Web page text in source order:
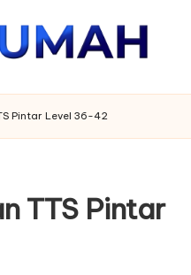
Pintar Level 36-42
TTS Pintar